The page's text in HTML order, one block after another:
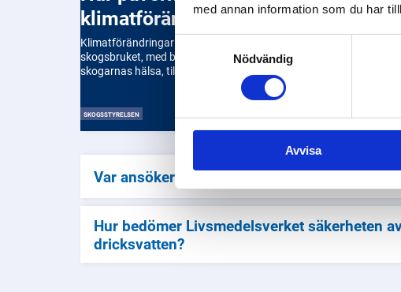
med annan information som du har
Selection
Nödvändig
Avvisa
klimatförändringar?
Klimatförändringar utgör en betydande utmaning för
skogsbruket, med både positiva och negativa effekter på
skogarnas hälsa, tillväxt och produktivitet.
SKOGSSTYRELSEN
Var ansöker jag om tillstånd för att hålla djur?
Hur bedömer Livsmedelsverket säkerheten
dricksvatten?